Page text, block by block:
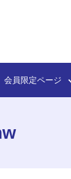
会員限定ページ